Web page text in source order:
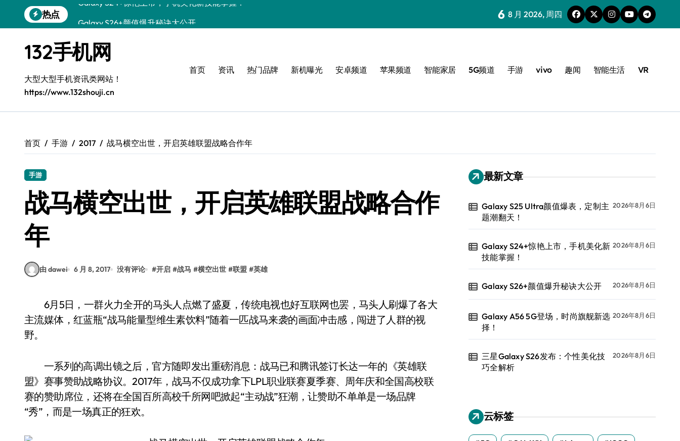
到
热点
三星Galaxy S26发布：个性美化技巧全解析
Galaxy S25美颜秘籍：个性定制炫酷玩法
Galaxy C55 5G登场，演绎三星美学新巅峰
Galaxy C55 5G焕新秘籍：潮流定制随心启航
Galaxy S25+闪亮登场，这样打扮秒变焦点！
6 8 月 2026, 周四
132手机网
大型大型手机资讯类网站！
https://www.132shouji.cn
首页 资讯 热门品牌 新机曝光 安卓频道 苹果频道 智能家居 5G频道 手游 vivo 趣闻 智能生活 VR
首页 手游 2017 战马横空出世，开启英雄联盟战略合作年
手游
战马横空出世，开启英雄联盟战略合作
年
由 dawei 6 月 8, 2017 没有评论 #开启 #战马 #横空出世 #联盟 #英雄
6月5日，一群火力全开的马头人点燃了盛夏，传统电视也好互联网也罢，马头人刷爆了各大
主流媒体，红蓝瓶“战马能量型维生素饮料”随着一匹战马来袭的画面冲击感，闯进了人群的视
野。
一系列的高调出镜之后，官方随即发出重磅消息：战马已和腾讯签订长达一年的《英雄联
盟》赛事赞助战略协议。2017年，战马不仅成功拿下LPL职业联赛夏季赛、周年庆和全国高校联
赛的赞助席位，还将在全国百所高校千所网吧掀起“主动战”狂潮，让赞助不单单是一场品牌
“秀”，而是一场真正的狂欢。
最新文章
Galaxy S25 Ultra颜值爆表，定制主
题潮翻天！
2026年8月6日
Galaxy S24+惊艳上市，手机美化新
技能掌握！
2026年8月6日
Galaxy S26+颜值爆升秘诀大公开 2026年8月6日
Galaxy A56 5G登场，时尚旗舰新选
择！
2026年8月6日
三星Galaxy S26发布：个性美化技
巧全解析
2026年8月6日
云标签